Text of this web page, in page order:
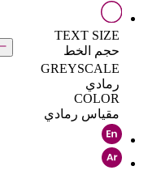
TEXT SIZE
حجم الخط
GREYSCALE
رمادي
COLOR
مقياس رمادي